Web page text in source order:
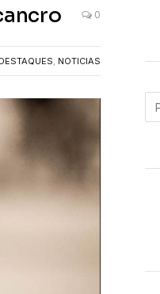
0
DESTAQUES, NOTICIAS